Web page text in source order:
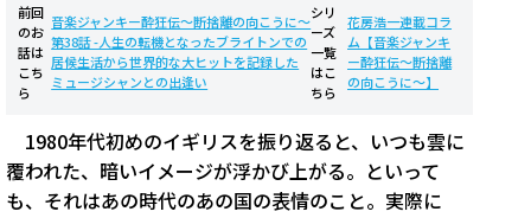
前回
のお
話は
こち
ら
音楽ジャンキー酔狂伝〜断捨離の向こうに〜
第38話 -人生の転機となったブライトンでの
居候生活から世界的な大ヒットを記録した
ミュージシャンとの出逢い
シリ
ーズ
一覧
はこ
ちら
花房浩一連載コラ
ム【音楽ジャンキ
ー酔狂伝〜断捨離
の向こうに〜】
1980年代初めのイギリスを振り返ると、いつも雲に
覆われた、暗いイメージが浮かび上がる。といって
も、それはあの時代のあの国の表情のこと。実際に